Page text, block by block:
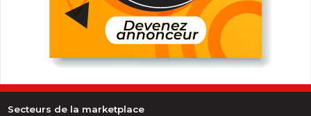
Secteurs de la marketplace